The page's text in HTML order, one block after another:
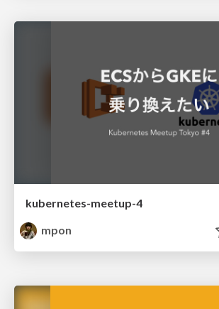
kubernetes-meetup-4
mpon